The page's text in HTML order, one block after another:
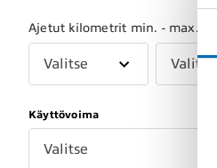
Ajetut kilometrit min. - max.
Valitse Valitse
Käyttövoima
Valitse